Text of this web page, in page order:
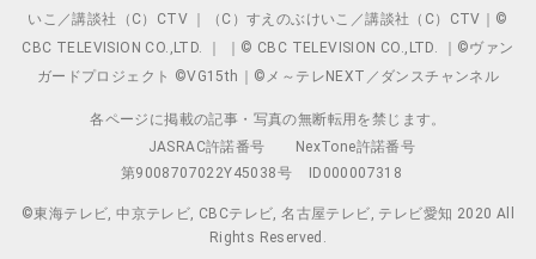
いこ／講談社（C）CTV ｜（C）すえのぶけいこ／講談社（C）CTV｜©
CBC TELEVISION CO.,LTD. ｜ ｜© CBC TELEVISION CO.,LTD. ｜©ヴァン
ガードプロジェクト ©VG15th｜©メ～テレNEXT／ダンスチャンネル
各ページに掲載の記事・写真の無断転用を禁じます。
JASRAC許諾番号
NexTone許諾番号
第9008707022Y45038号
ID000007318
©東海テレビ, 中京テレビ, CBCテレビ, 名古屋テレビ, テレビ愛知 2020 All
Rights Reserved.